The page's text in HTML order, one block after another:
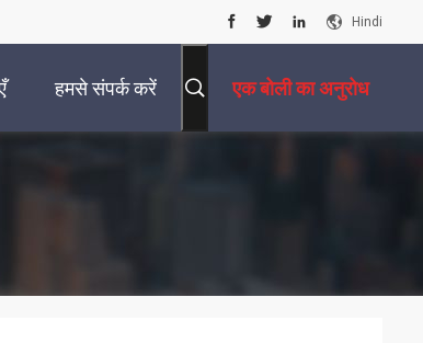
Hindi
हमसे संपर्क करें एक बोली का अनुरोध